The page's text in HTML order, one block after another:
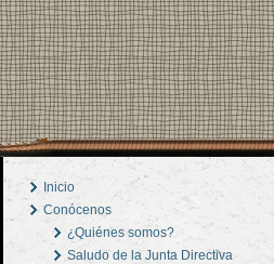
Inicio
Conócenos
¿Quiénes somos?
Saludo de la Junta Directiva